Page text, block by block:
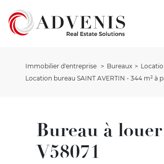
Immobilier d'entreprise Bureaux
Location bureau SAINT AVERTIN - 344 m² à
Bureau à
V58071